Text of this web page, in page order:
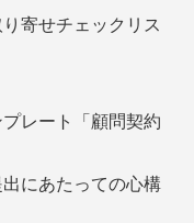
寄せチェックリス
レート「顧問契約
にあたっての心構